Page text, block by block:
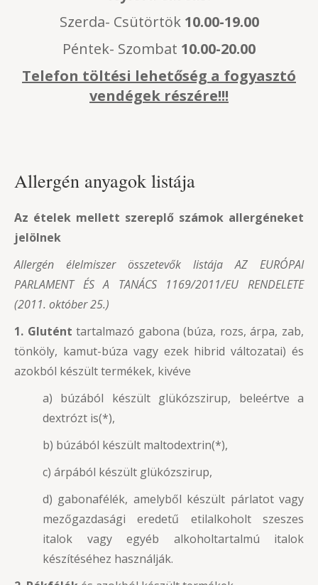
Szerda- Csütörtök 10.00-19.00
Péntek- Szombat 10.00-20.00
Telefon töltési lehetőség a fogyasztó
vendégek részére!!!
Allergén anyagok listája
Az ételek mellett szereplő számok allergéneket
jelölnek
Allergén élelmiszer összetevők listája AZ EURÓPAI
PARLAMENT ÉS A TANÁCS 1169/2011/EU RENDELETE
(2011. október 25.)
1. Glutént tartalmazó gabona (búza, rozs, árpa, zab,
tönköly, kamut-búza vagy ezek hibrid változatai) és
azokból készült termékek, kivéve
a) búzából készült glükózszirup, beleértve a
dextrózt is(*),
b) búzából készült maltodextrin(*),
c) árpából készült glükózszirup,
d) gabonafélék, amelyből készült párlatot vagy
mezőgazdasági eredetű etilalkoholt szeszes
italok vagy egyéb alkoholtartalmú italok
készítéséhez használják.